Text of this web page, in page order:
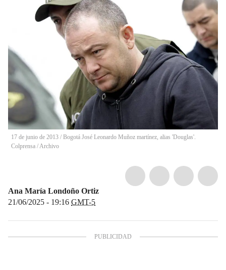
17 de junio de 2013 / Bogotá José Leonardo Muñoz martínez, alias 'Douglas'.
Colprensa / Archivo
Ana María Londoño Ortiz
21/06/2025 - 19:16 GMT-5